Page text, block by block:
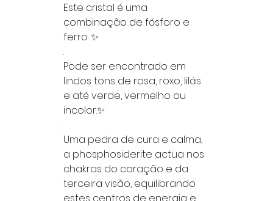
Este cristal é uma
combinação de fósforo e
ferro. ✨
.
Pode ser encontrado em
lindos ​​tons de rosa, roxo, lilás
e até verde, vermelho ou
incolor.✨
.
Uma pedra de cura e calma,
a phosphosiderite actua nos
chakras do coração e da
terceira visão, equilibrando